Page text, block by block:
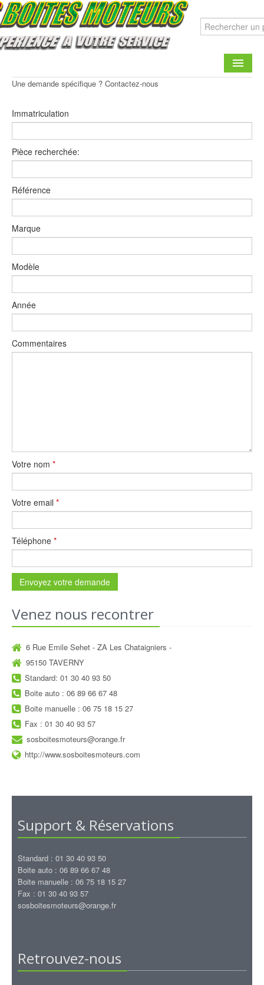
CATALOGUE
FAIRE UNE DEMANDE
Une demande spécifique ? Contactez-nous
Immatriculation
Pièce recherchée:
Référence
Marque
Modèle
Année
Commentaires
Votre nom *
Votre email *
Téléphone *
Envoyez votre demande
Venez nous recontrer
6 Rue Emile Sehet - ZA Les Chataigniers -
95150 TAVERNY
Standard: 01 30 40 93 50
Boite auto : 06 89 66 67 48
Boite manuelle : 06 75 18 15 27
Fax : 01 30 40 93 57
sosboitesmoteurs@orange.fr
http://www.sosboitesmoteurs.com
Support & Réservations
Standard : 01 30 40 93 50
Boite auto : 06 89 66 67 48
Boite manuelle : 06 75 18 15 27
Fax : 01 30 40 93 57
sosboitesmoteurs@orange.fr
Retrouvez-nous